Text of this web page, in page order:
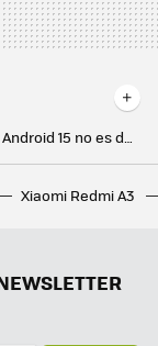
Lo más potente y premium de Vivo ya está a la venta. El Vivo X200 Pro llega a España con oferta de lanzamiento
Apple prepara el mayor cambio en su software desde iOS 7 y macOS Big Sur, según Gurman: una “revolución” más allá del diseño
Xiaomi Redmi A3